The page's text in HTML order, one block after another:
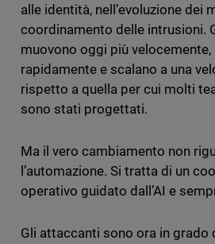
alle identità, nell’evoluzione dei
coordinamento delle intrusioni.
muovono oggi più
rapidamente e scalano a una
rispetto a quella per cui molti
sono stati progettati.
Ma il vero cambiamento non
l’automazione. Si tratta di un
operativo guidato dall’AI e
Gli attaccanti sono ora in grado